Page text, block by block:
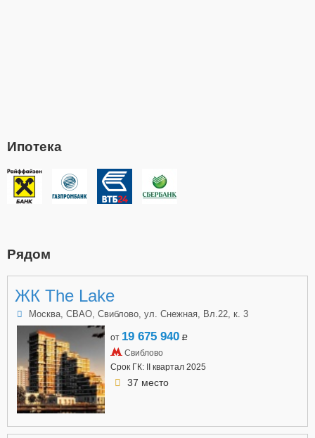
Ипотека
Рядом
ЖК The Lake
Москва, СВАО, Свиблово, ул. Снежная, Вл.22, к. 3
от 19 675 940 a
Свиблово
Срок ГК: II квартал 2025
37 место